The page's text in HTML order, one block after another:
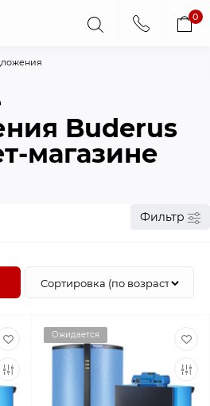
0
Buderus
магазине
Фильтр
Ожидается